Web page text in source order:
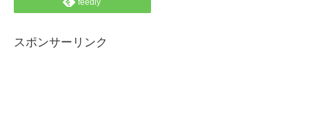
feedly
スポンサーリンク